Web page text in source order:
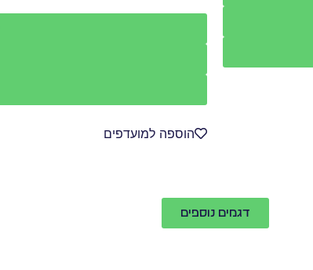
הוספה למועדפים
דגמים נוספים